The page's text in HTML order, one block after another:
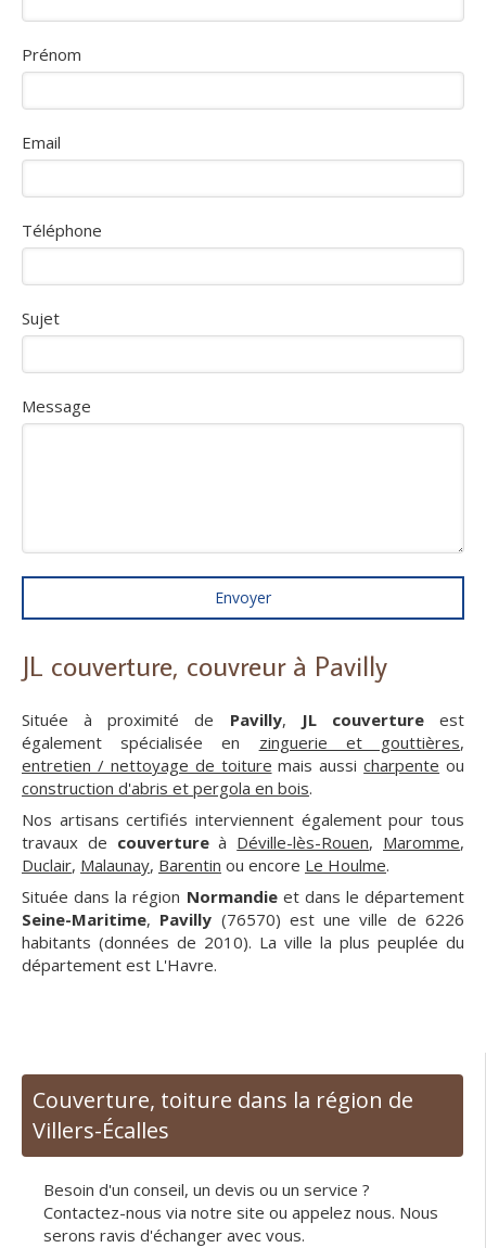
Prénom
Email
Téléphone
Sujet
Message
Envoyer
JL couverture, couvreur à Pavilly
Située à proximité de Pavilly, JL couvertureest
également spécialisée en zinguerie et gouttières,
entretien / nettoyage de toiture mais aussicharpente ou
construction d'abris et pergola en bois.
Nos artisans certifiés interviennent également pour tous
travaux de couvertureà Déville-lès-Rouen, Maromme,
Duclair, Malaunay, Barentin ou encore Le Houlme.
Située dans la région Normandieet dans le département
Seine-Maritime, Pavilly (76570) est une ville de 6226
habitants (données de 2010). La ville la plus peuplée du
département est L'Havre.
Couverture, toiture dans la région de
Villers-Écalles
Besoin d'un conseil, un devis ou un service ?
Contactez-nous via notre site ou appelez nous. Nous
serons ravis d'échanger avec vous.